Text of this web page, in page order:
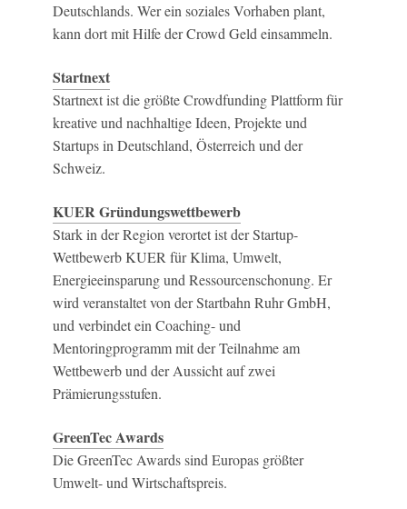
Deutschlands. Wer ein soziales Vorhaben plant,
kann dort mit Hilfe der Crowd Geld einsammeln.
Startnext
Startnext ist die größte Crowdfunding Plattform für
kreative und nachhaltige Ideen, Projekte und
Startups in Deutschland, Österreich und der
Schweiz.
KUER Gründungswettbewerb
Stark in der Region verortet ist der Startup-
Wettbewerb KUER für Klima, Umwelt,
Energieeinsparung und Ressourcenschonung. Er
wird veranstaltet von der Startbahn Ruhr GmbH,
und verbindet ein Coaching- und
Mentoringprogramm mit der Teilnahme am
Wettbewerb und der Aussicht auf zwei
Prämierungsstufen.
GreenTec Awards
Die GreenTec Awards sind Europas größter
Umwelt- und Wirtschaftspreis.